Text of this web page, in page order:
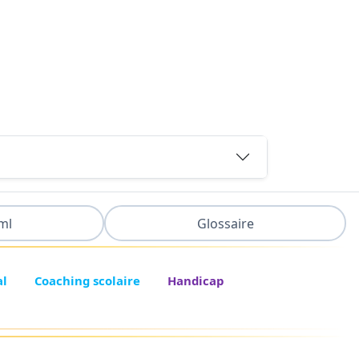
Glossaire
Coaching scolaire
Handicap